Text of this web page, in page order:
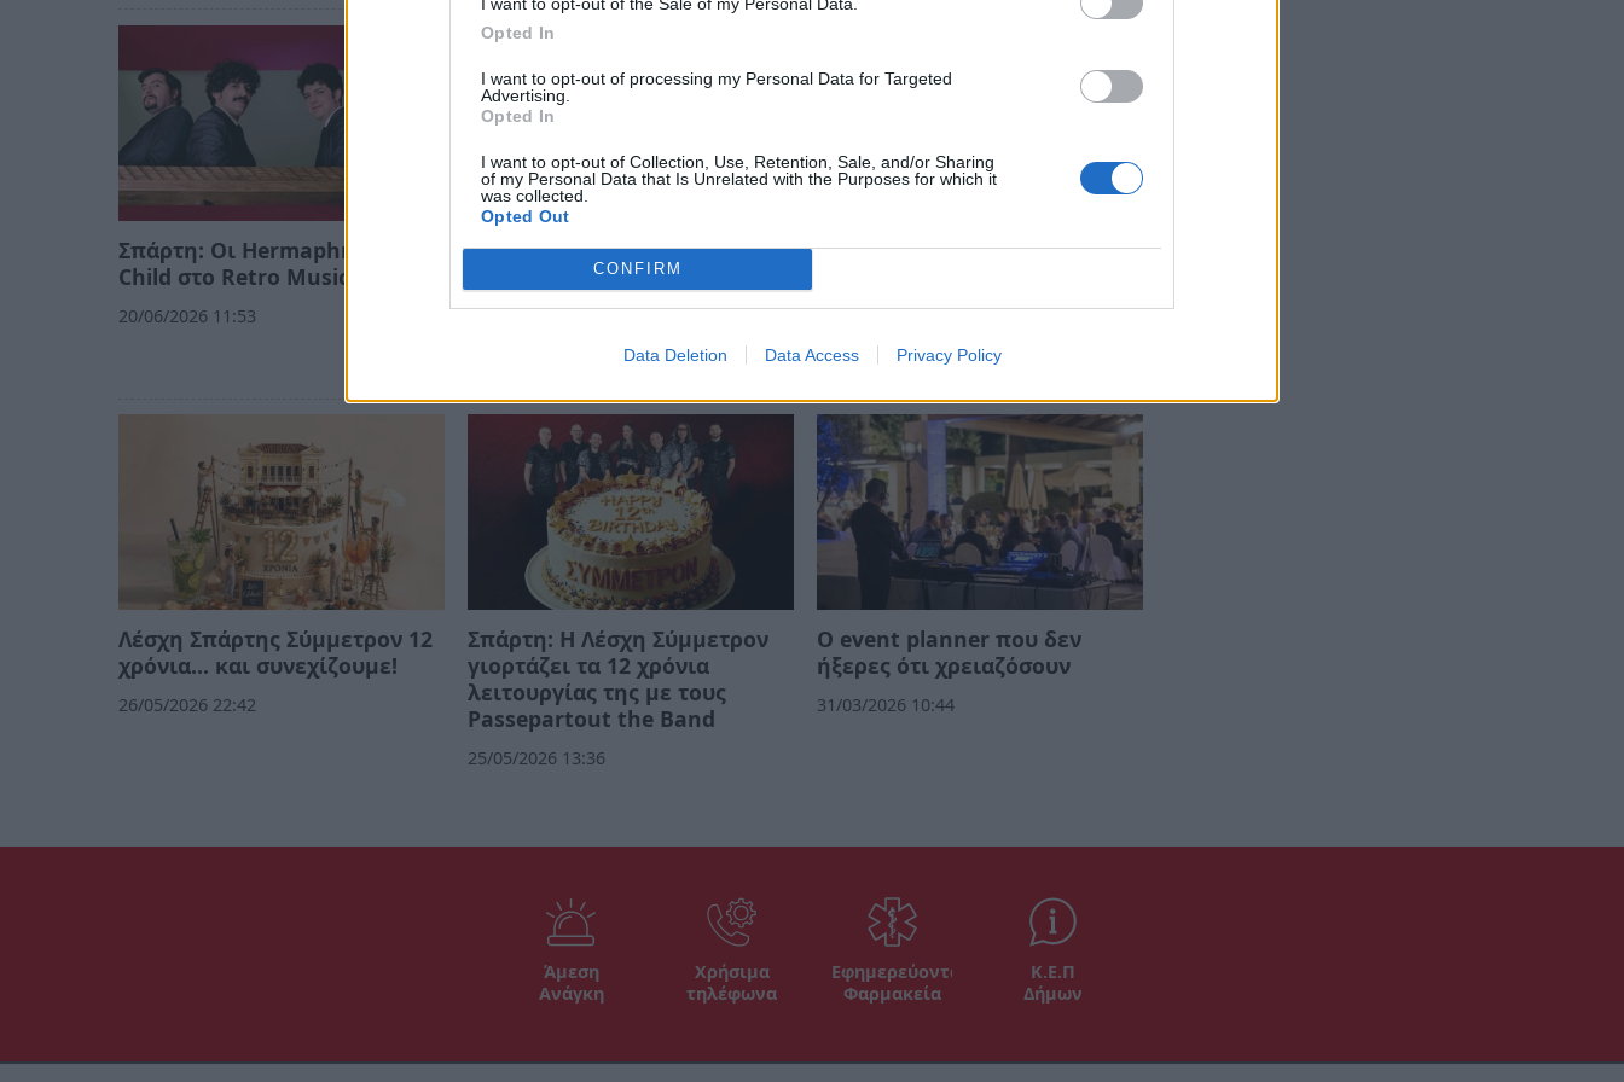
Opted In
I want to opt-out of processing my Personal Data for Targeted
Advertising.
Opted In
I want to opt-out of Collection, Use, Retention, Sale, and/or Sharing
of my Personal Data that Is Unrelated with the Purposes for which it
was collected.
Opted Out
CONFIRM
Data Deletion Data Access Privacy Policy
Σπάρτη: Οι Hermaphrodite's
Child στο Retro Music Bar
20/06/2026 11:53
Σπάρτη: Κυριακή βράδυ στο
Alter Ego Enoteca με
αφιέρωμα στις μελωδίες του
Σπάρτη: Η Νεφέλη Φασουλή
Bistro
17/06/2026 20:00
Λέσχη Σπάρτης Σύμμετρον 12
χρόνια... και συνεχίζουμε!
26/05/2026 22:42
Σπάρτη: Η Λέσχη Σύμμετρον
γιορτάζει τα 12 χρόνια
λειτουργίας της με τους
Passepartout the Band
25/05/2026 13:36
Ο event planner που δεν
ήξερες ότι χρειαζόσουν
31/03/2026 10:44
Άμεση
Ανάγκη
Χρήσιμα
τηλέφωνα
Εφημερεύοντα
Φαρμακεία
Κ.Ε.Π
Δήμων